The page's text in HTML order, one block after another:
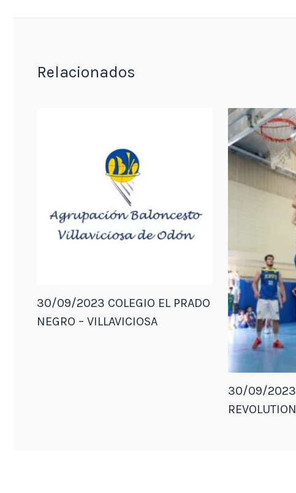
Relacionados
30/09/2023 COLEGIO EL PRADO
NEGRO – VILLAVICIOSA
30/09/2023